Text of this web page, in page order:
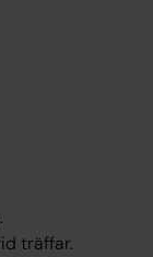
träffar.